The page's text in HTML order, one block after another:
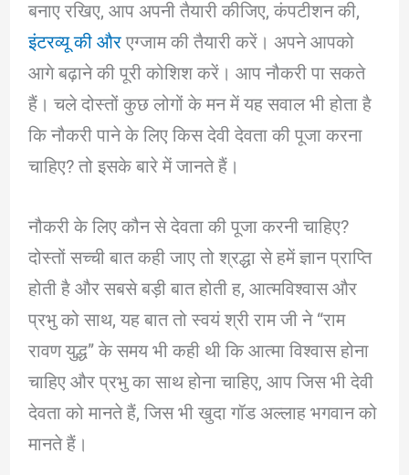
बनाए रखिए, आप अपनी तैयारी कीजिए, कंपटीशन की,
इंटरव्यू की औरएग्जाम की तैयारी करें। अपने आपको
आगे बढ़ाने की पूरी कोशिश करें। आप नौकरी पा सकते
हैं। चले दोस्तों कुछ लोगों के मन में यह सवाल भी होता है
कि नौकरी पाने के लिए किस देवी देवता की पूजा करना
चाहिए? तो इसके बारे में जानते हैं।
नौकरी के लिए कौन से देवता की पूजा करनी चाहिए?
दोस्तों सच्ची बात कही जाए तो श्रद्धा से हमें ज्ञान प्राप्ति
होती है और सबसे बड़ी बात होती ह, आत्मविश्वास और
प्रभु को साथ, यह बात तो स्वयं श्री राम जी ने “राम
रावण युद्ध” के समय भी कही थी कि आत्मा विश्वास होना
चाहिए और प्रभु का साथ होना चाहिए, आप जिस भी देवी
देवता को मानते हैं, जिस भी खुदा गॉड अल्लाह भगवान को
मानते हैं।